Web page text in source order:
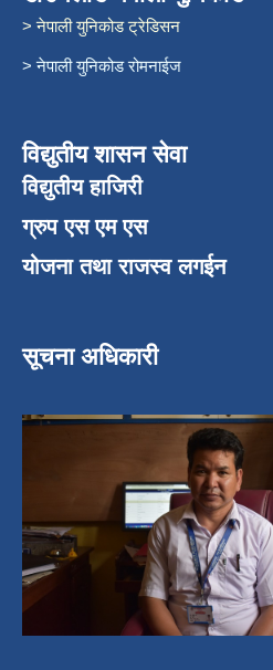
> नेपाली युनिकोड ट्रेडिसन
> नेपाली युनिकोड रोमनाईज
विद्युतीय शासन सेवा
विद्युतीय हाजिरी
ग्रुप एस एम एस
योजना तथा राजस्व लगईन
सूचना अधिकारी